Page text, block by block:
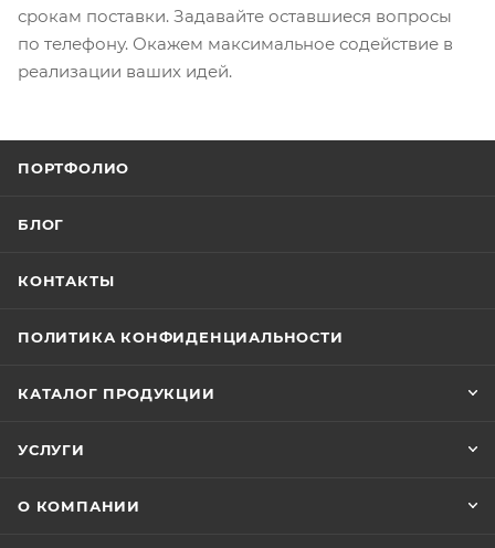
срокам поставки. Задавайте оставшиеся вопросы
по телефону. Окажем максимальное содействие в
реализации ваших идей.
ПОРТФОЛИО
БЛОГ
КОНТАКТЫ
ПОЛИТИКА КОНФИДЕНЦИАЛЬНОСТИ
КАТАЛОГ ПРОДУКЦИИ
УСЛУГИ
О КОМПАНИИ